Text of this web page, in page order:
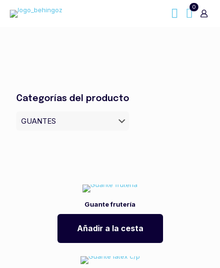
0
Categorías del producto
Guante frutería
Añadir a la cesta